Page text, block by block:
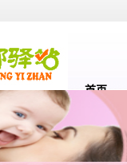
首页